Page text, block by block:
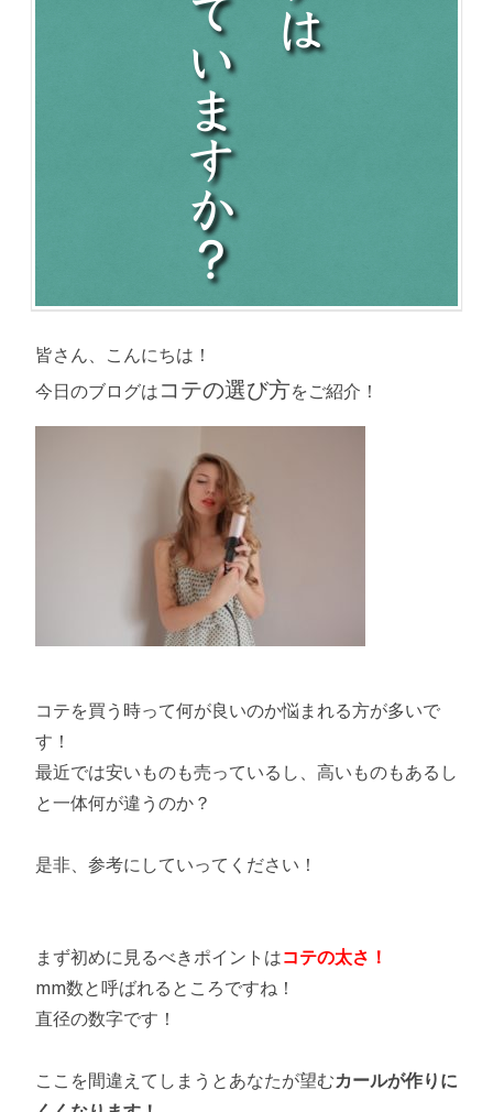
皆さん、こんにちは！
今日のブログはコテの選び方をご紹介！
コテを買う時って何が良いのか悩まれる方が多いで
す！
最近では安いものも売っているし、高いものもあるし
と一体何が違うのか？
是非、参考にしていってください！
まず初めに見るべきポイントはコテの太さ！
mm数と呼ばれるところですね！
直径の数字です！
ここを間違えてしまうとあなたが望むカールが作りに